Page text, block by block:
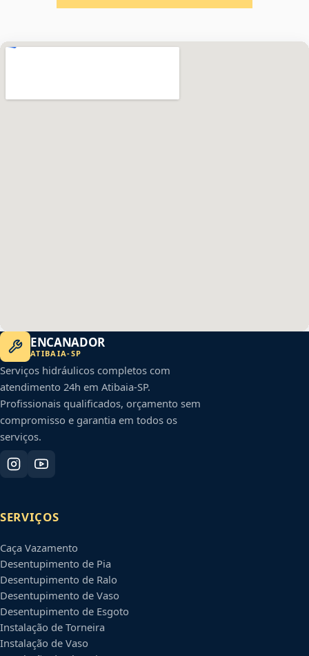
ENCANADOR
ATIBAIA-SP
Serviços hidráulicos completos com
atendimento 24h em Atibaia-SP.
Profissionais qualificados, orçamento sem
compromisso e garantia em todos os
serviços.
SERVIÇOS
Caça Vazamento
Desentupimento de Pia
Desentupimento de Ralo
Desentupimento de Vaso
Desentupimento de Esgoto
Instalação de Torneira
Instalação de Vaso